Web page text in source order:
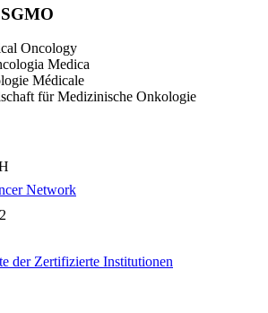
Network
der Zertifizierte Institutionen
Oncology
Medica
Médicale
für Medizinische Onkologie